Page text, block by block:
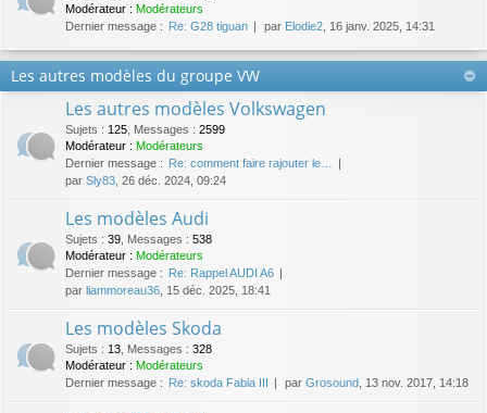
Modérateur : Modérateurs
Dernier message : Re: G28 tiguan par Elodie2 , 16 janv. 2025, 14:31
Les autres modèles du groupe VW
Les autres modèles Volkswagen
Sujets : 125 Messages : 2599
Modérateur : Modérateurs
Dernier message : Re: comment faire rajouter le…
par Sly83 , 26 déc. 2024, 09:24
Les modèles Audi
Sujets : 39 Messages : 538
Modérateur : Modérateurs
Dernier message : Re: Rappel AUDI A6
par liammoreau36 , 15 déc. 2025, 18:41
Les modèles Skoda
Sujets : 13 Messages : 328
Modérateur : Modérateurs
Dernier message : Re: skoda Fabia III par Grosound , 13 nov. 2017, 14:18